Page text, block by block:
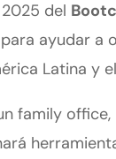
del
ayudar a
Latina y
family